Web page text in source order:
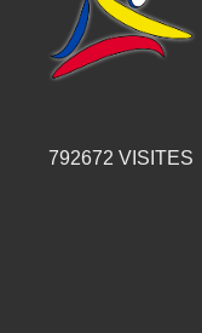
792672 VISITES